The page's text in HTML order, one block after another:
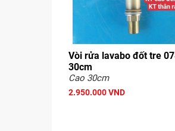
Vòi rửa lavabo đốt tre
30cm
Cao 30cm
2.950.000 VND